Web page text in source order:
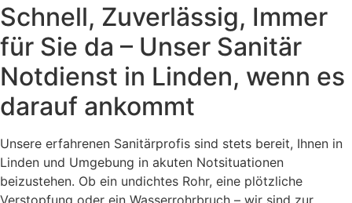
Schnell, Zuverlässig, Immer
für Sie da – Unser Sanitär
Notdienst in Linden, wenn es
darauf ankommt
Unsere erfahrenen Sanitärprofis sind stets bereit, Ihnen in
Linden und Umgebung in akuten Notsituationen
beizustehen. Ob ein undichtes Rohr, eine plötzliche
Verstopfung oder ein Wasserrohrbruch – wir sind zur